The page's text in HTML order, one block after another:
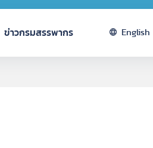
ข่าวกรมสรรพากร English